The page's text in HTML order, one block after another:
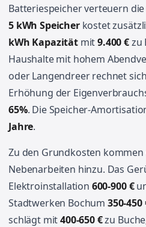
Batteriespeicher verteuern
5 kWh Speicherkostet
kWh Kapazitätmit9.400 €zu
Haushalte mit hohem
oder Langendreer rechnet
Erhöhung der
65%. Die Speicher-
Jahre.
Zu den Grundkosten
Nebenarbeiten hinzu. Das
Elektroinstallation 600-900 €
Stadtwerken Bochum 350-450
schlägt mit400-650 €zu